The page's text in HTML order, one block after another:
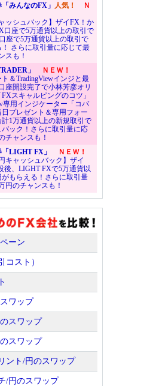
みんなのFX」 人気！
Ｎ
ッシュバック】ザイFX！か
口座で5万通貨以上の取引で
座で5万通貨以上の取引で
！ さらに取引量に応じて最
スも！
」
ＮＥＷ！
ト＆TradingViewインジと最
座開設完了で小林芳彦オリ
スキャルピングのコツ」
専用インジケーター「コバ
プレゼント＆専用フォー
1万通貨以上の新規取引で
バック！さらに取引量に応
チャンスも！
「LIGHT FX」
ＮＥＷ！
キャッシュバック】ザイ
後、LIGHT FXで5万通貨以
がもらえる！さらに取引量
円のチャンスも！
ーン
コスト）
ワップ
スワップ
スワップ
ント/円のスワップ
/円のスワップ